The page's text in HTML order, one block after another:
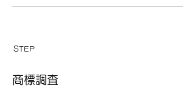
​STEP
商標調査